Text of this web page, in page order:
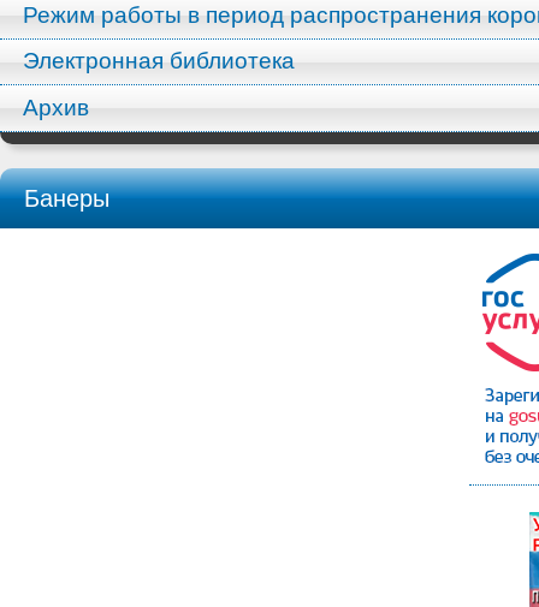
Режим работы в период распространения
Электронная библиотека
Архив
Банеры